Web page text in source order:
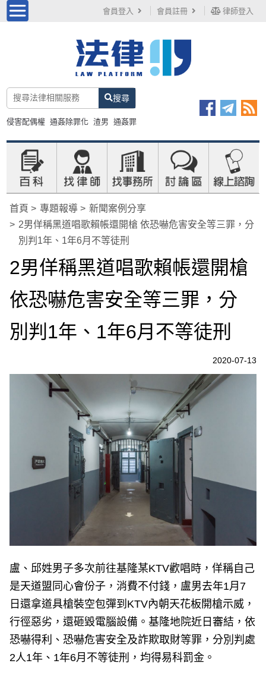
會員登入 會員註冊 律師登入
搜尋
侵害配偶權 通姦除罪化 渣男 通姦罪
首頁 專題報導
新聞案例分享
2男佯稱黑道唱歌賴帳還開槍 依恐嚇危害安全等三罪，分
別判1年、1年6月不等徒刑
2男佯稱黑道唱歌賴帳還開槍
依恐嚇危害安全等三罪，分
別判1年、1年6月不等徒刑
2020-07-13
盧、邱姓男子多次前往基隆某KTV歡唱時，佯稱自己
是天道盟同心會份子，消費不付錢，盧男去年1月7
日還拿道具槍裝空包彈到KTV內朝天花板開槍示威，
行徑惡劣，還砸毀電腦設備。基隆地院近日審結，依
恐嚇得利、恐嚇危害安全及詐欺取財等罪，分別判處
2人1年、1年6月不等徒刑，均得易科罰金。